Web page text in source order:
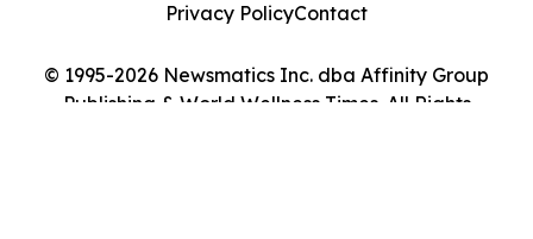
© 1995-2026 Newsmatics Inc. dba Affinity Group
Publishing & World Wellness Times. All Rights
Privacy PolicyContact